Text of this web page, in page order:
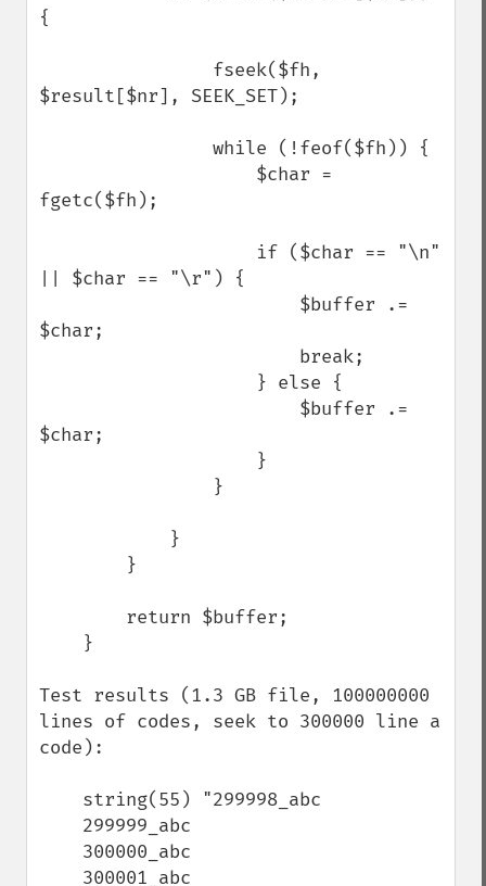
{
$result[$nr], SEEK_SET);
fgetc($fh);
|| $char == "\r") {
$char;
$char;
Test results (1.3 GB file, 100000000
lines of codes, seek to 300000 line a
code):